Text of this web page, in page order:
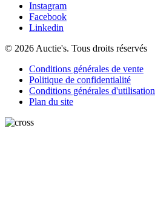
Instagram
Facebook
Linkedin
© 2026 Auctie's. Tous droits réservés
Conditions générales de vente
Politique de confidentialité
Conditions générales d'utilisation
Plan du site